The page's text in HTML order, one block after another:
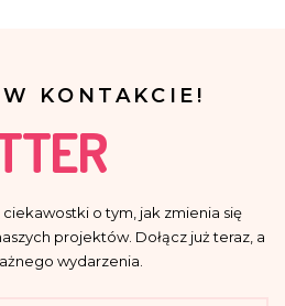
KONTAKCIE!
o tym, jak zmienia się
projektów. Dołącz już teraz, a
wydarzenia.